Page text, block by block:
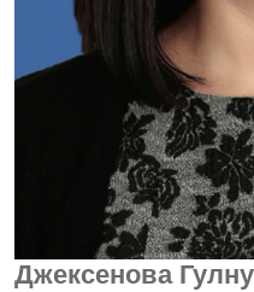
Джексенова